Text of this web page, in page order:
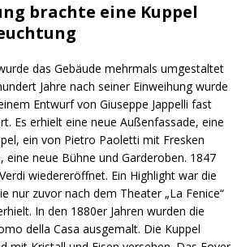
brachte eine Kuppel
das Gebäude mehrmals umgestaltet
Jahre nach seiner Einweihung wurde
Entwurf von Giuseppe Jappelli fast
Es erhielt eine neue Außenfassade, eine
ein von Pietro Paoletti mit Fresken
eine neue Bühne und Garderoben. 1847
wiedereröffnet. Ein Highlight war die
nur zuvor nach dem Theater „La Fenice“
In den 1880er Jahren wurden die
della Casa ausgemalt. Die Kuppel